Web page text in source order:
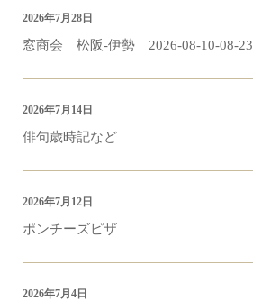
窓商会 松阪-伊勢 2026-08-10-08-23
2026年7月28日
俳句歳時記など
2026年7月14日
ポンチーズピザ
2026年7月12日
2026年7月4日